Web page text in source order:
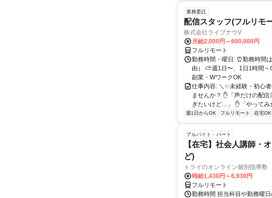
業務委託
配信スタッフ(フルリモ
株式会社ライブナウV
月給2,000円～600,000円
フルリモート
勤務時間・曜日: ⏰勤務時間
由） ⛅週1日〜、1日1時間～
副業・WワークOK
仕事内容: ＼✨未経験・初心
ませんか？ ✋「声だけの配
ぎたいけど…」 ✋「やってみ
週1日からOK フルリモート 在宅OK
アルバイト・パート
【在宅】社会人講師・
ど)
トライのオンライン個別指導
時給1,430円～6,930円
フルリモート
勤務時間 担当科目や勤務曜